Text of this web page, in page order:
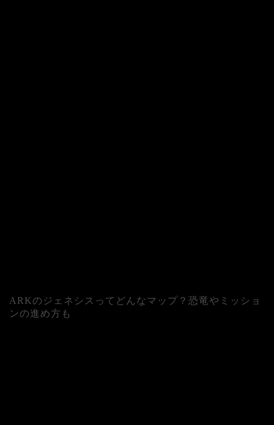
ARKのジェネシスってどんなマップ？恐竜やミッショ
ンの進め方も